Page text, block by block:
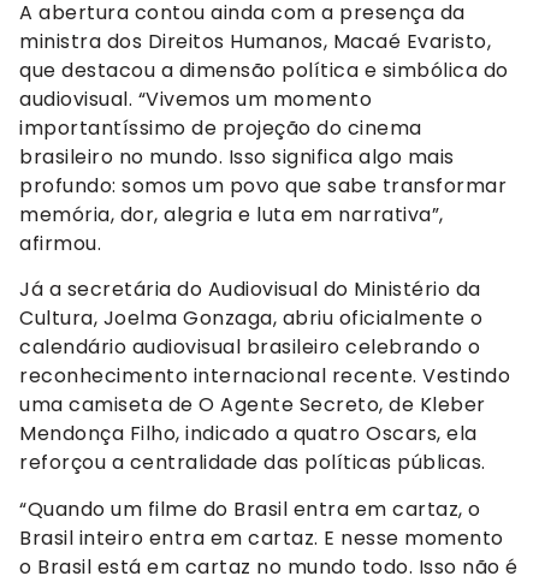
A abertura contou ainda com a presença da
ministra dos Direitos Humanos, Macaé Evaristo,
que destacou a dimensão política e simbólica do
audiovisual. “Vivemos um momento
importantíssimo de projeção do cinema
brasileiro no mundo. Isso significa algo mais
profundo: somos um povo que sabe transformar
memória, dor, alegria e luta em narrativa”,
afirmou.
Já a secretária do Audiovisual do Ministério da
Cultura, Joelma Gonzaga, abriu oficialmente o
calendário audiovisual brasileiro celebrando o
reconhecimento internacional recente. Vestindo
uma camiseta de O Agente Secreto, de Kleber
Mendonça Filho, indicado a quatro Oscars, ela
reforçou a centralidade das políticas públicas.
“Quando um filme do Brasil entra em cartaz, o
Brasil inteiro entra em cartaz. E nesse momento
o Brasil está em cartaz no mundo todo. Isso não é